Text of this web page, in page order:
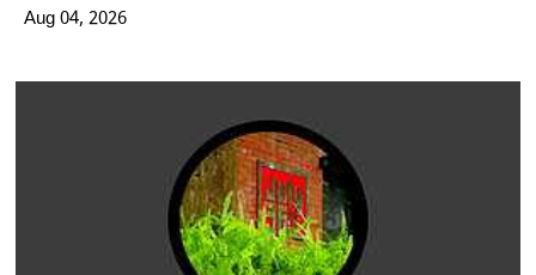
Aug 04, 2026